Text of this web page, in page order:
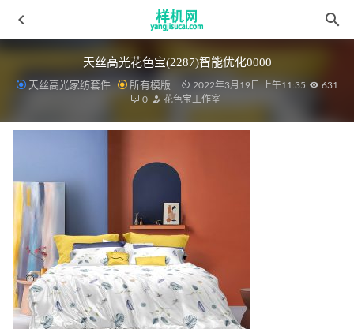
天丝高光花色宝(2287)智能优化0000
天丝高光家纺套件 所有模版 2022年3月19日 上午11:35
631
0
花色宝工作室
窗帘aijiads.taobao (1355)-2
数码贴图模板六 xg
2022-03-19
枕套枕套花色宝(2172)光影_tn 2022-03-15
沙发花色宝(2140)效果 2022-03-30
四件套aijiads.taobao (1064)效果2_tn
2022-04-09